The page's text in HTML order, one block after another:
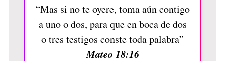
“Mas si no te oyere, toma aún contigo
a uno o dos, para que en boca de dos
o tres testigos conste toda palabra”
Mateo 18:16